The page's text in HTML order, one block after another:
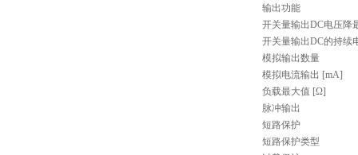
输出功能
开关量输出DC电压降
开关量输出DC的持续
模拟输出数量
模拟电流输出 [mA]
负载最大值 [Ω]
脉冲输出
短路保护
短路保护类型